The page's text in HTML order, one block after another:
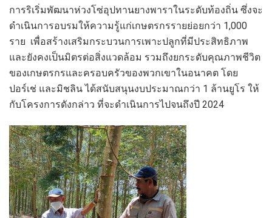
การริเริ่มพัฒนาห่วงโซ่อุปทานยางพาราในระดับท้องถิ่น ซึ่งจะ
ดำเนินการอบรมให้ความรู้แก่เกษตรกรรายย่อยกว่า 1,000
ราย เพื่อสร้างเสริมกระบวนการเพาะปลูกที่มีประสิทธิภาพ
และยังคงเป็นมิตรต่อสิ่งแวดล้อม รวมถึงยกระดับคุณภาพชีวิต
ของเกษตรกรและครอบครัวของพวกเขาในอนาคต โดย
ปอร์เช่ และมิชลิน ได้สนับสนุนงบประมาณกว่า 1 ล้านยูโร ให้
กับโครงการดังกล่าว ที่จะดำเนินการไปจนถึงปี 2024